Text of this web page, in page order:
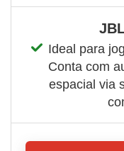
Ideal para
Conta com
espacial via